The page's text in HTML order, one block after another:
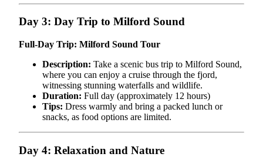
Day 3: Day Trip to Milford Sound
Full-Day Trip: Milford Sound Tour
Description: Take a scenic bus trip to Milford Sound,
where you can enjoy a cruise through the fjord,
witnessing stunning waterfalls and wildlife.
Duration: Full day (approximately 12 hours)
Tips: Dress warmly and bring a packed lunch or
snacks, as food options are limited.
Day 4: Relaxation and Nature